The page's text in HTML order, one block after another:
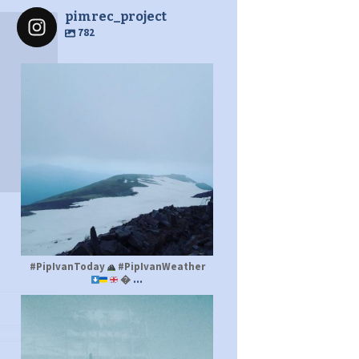
pimrec_project
782
#PipIvanToday
#PipIvanWeather
 ...